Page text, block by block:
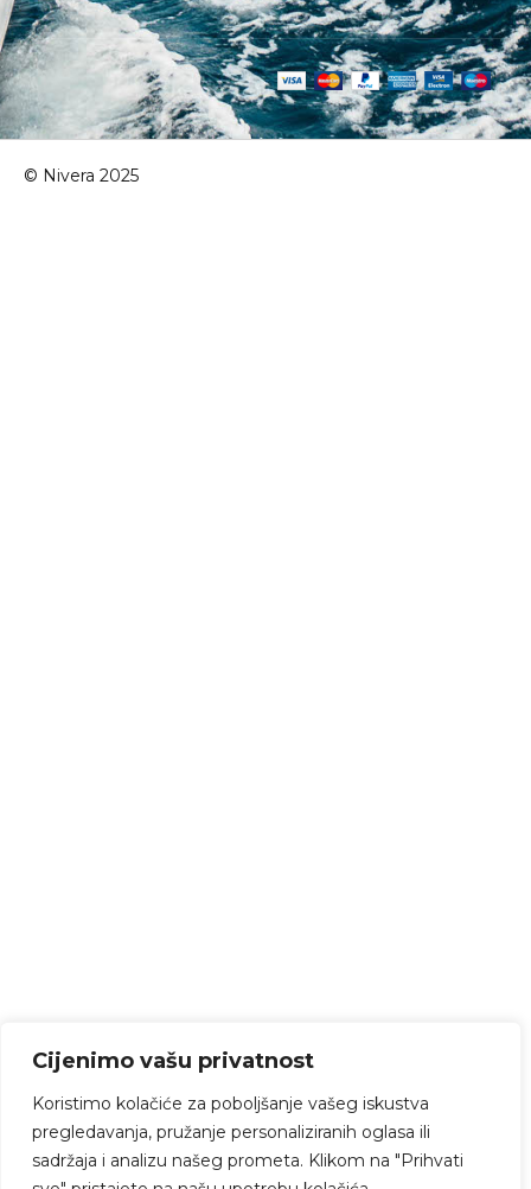
Cijenimo vašu privatnost
Koristimo kolačiće za poboljšanje vašeg iskustva
pregledavanja, pružanje personaliziranih oglasa ili
sadržaja i analizu našeg prometa. Klikom na "Prihvati
© Nivera 2025